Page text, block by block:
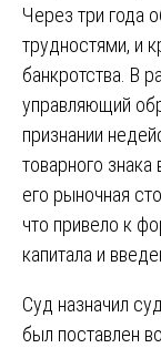
Через три года
трудностями, и
банкротства. В
управляющий
признании
товарного знака
его рыночная
что привело к
капитала и
Суд назначил
был поставлен